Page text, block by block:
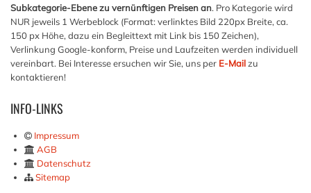
Subkategorie-Ebene zu vernünftigen Preisen an. Pro Kategorie wird
NUR jeweils 1 Werbeblock (Format: verlinktes Bild 220px Breite, ca.
150 px Höhe, dazu ein Begleittext mit Link bis 150 Zeichen),
Verlinkung Google-konform, Preise und Laufzeiten werden individuell
vereinbart. Bei Interesse ersuchen wir Sie, uns per E-Mailzu
kontaktieren!
INFO-LINKS
Impressum
AGB
Datenschutz
Sitemap